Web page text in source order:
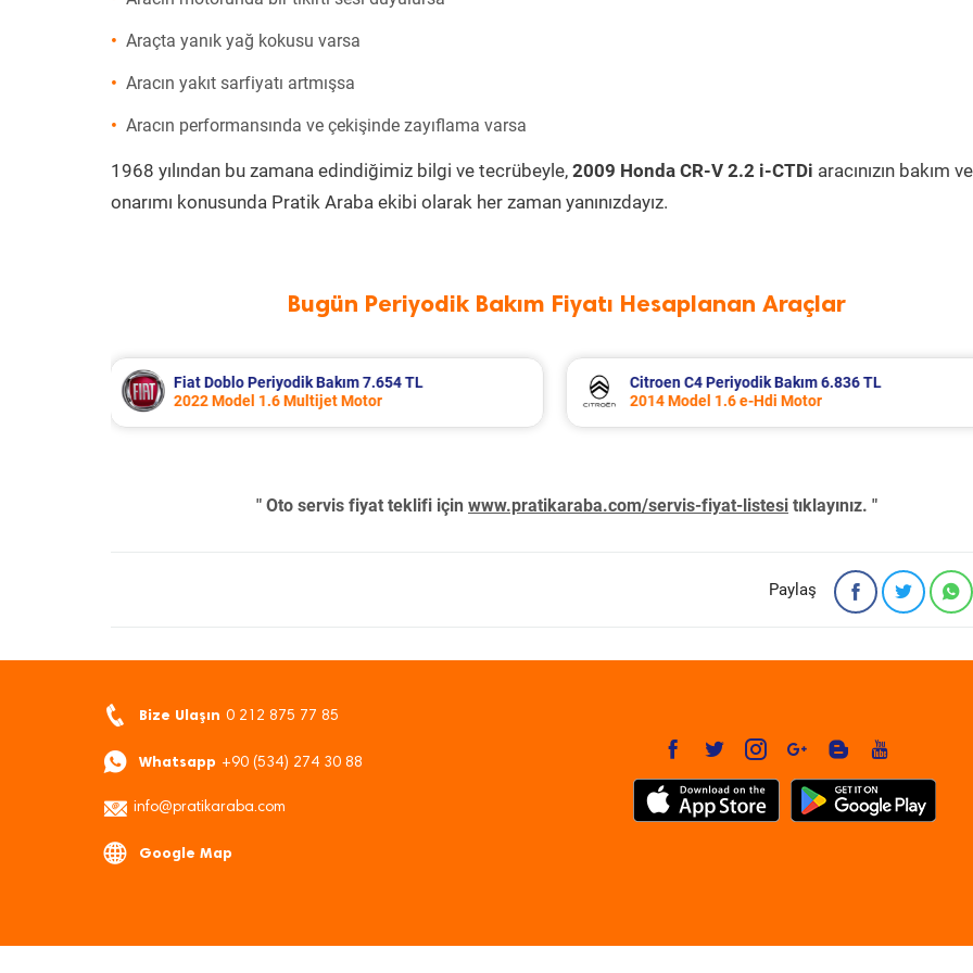
Araçta yanık yağ kokusu varsa
Aracın yakıt sarfiyatı artmışsa
Aracın performansında ve çekişinde zayıflama varsa
1968 yılından bu zamana edindiğimiz bilgi ve tecrübeyle, 2009 Honda CR-V 2.2 i-CTDi aracınızın bakım ve
onarımı konusunda Pratik Araba ekibi olarak her zaman yanınızdayız.
Bugün Periyodik Bakım Fiyatı Hesaplanan Araçlar
Citroen C4 Periyodik Bakım 6.836 TL
2014 Model 1.6 e-Hdi Motor
Mazda 3 Periyodik Bakım 6.408 TL
2018 Model 1.5 SkyActive-G Motor
" Oto servis fiyat teklifi için www.pratikaraba.com/servis-fiyat-listesi tıklayınız. "
Paylaş
Bize Ulaşın 0 212 875 77 85
Whatsapp +90 (534) 274 30 88
info@pratikaraba.com
Google Map